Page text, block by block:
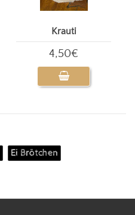
Krauti
4,50€
Ei Brötchen